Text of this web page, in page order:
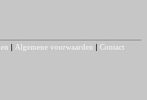
| Algemene voorwaarden | Contact